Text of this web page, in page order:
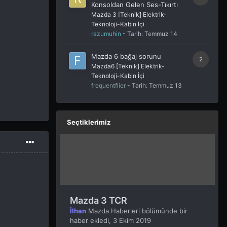
Konsoldan Gelen Ses-Tıkırtı
Mazda 3 [Teknik] Elektrik-
Teknoloji-Kabin İçi
razumuhin - Tarih: Temmuz 14
2
Mazda 6 bağaj sorunu
Mazda6 [Teknik] Elektrik-
Teknoloji-Kabin İçi
frequentflier - Tarih: Temmuz 13
Seçtiklerimiz
Mazda 3 TCR
İlhan Mazda Haberleri bölümünde bir
haber ekledi, 3 Ekim 2019